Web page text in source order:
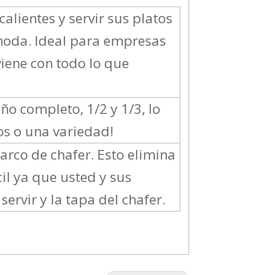
y servir sus platos
Ideal para empresas
con todo lo que
completo, 1/2 y 1/3, lo
o una variedad!
de chafer. Esto elimina
ya que usted y sus
y la tapa del chafer.